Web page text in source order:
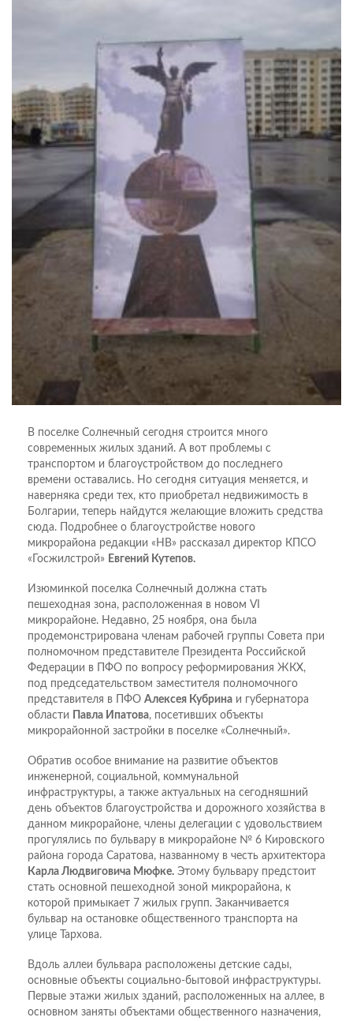
В поселке Солнечный сегодня строится много
современных жилых зданий. А вот проблемы с
транспортом и благоустройством до последнего
времени оставались. Но сегодня ситуация меняется, и
наверняка среди тех, кто приобретал недвижимость в
Болгарии, теперь найдутся желающие вложить средства
сюда. Подробнее о благоустройстве нового
микрорайона редакции «НВ» рассказал директор КПСО
«Госжилстрой» Евгений Кутепов.
Изюминкой поселка Солнечный должна стать
пешеходная зона, расположенная в новом VI
микрорайоне. Недавно, 25 ноября, она была
продемонстрирована членам рабочей группы Совета при
полномочном представителе Президента Российской
Федерации в ПФО по вопросу реформирования ЖКХ,
под председательством заместителя полномочного
представителя в ПФО Алексея Кубрина и губернатора
области
Павла Ипатова, посетивших объекты
микрорайонной застройки в поселке «Солнечный».
Обратив особое внимание на развитие объектов
инженерной, социальной, коммунальной
инфраструктуры, а также актуальных на сегодняшний
день объектов благоустройства и дорожного хозяйства в
данном микрорайоне, члены делегации с удовольствием
прогулялись по бульвару в микрорайоне № 6 Кировского
района города Саратова, названному в честь архитектора
Карла Людвиговича Мюфке. Этому бульвару предстоит
стать основной пешеходной зоной микрорайона, к
которой примыкает 7 жилых групп. Заканчивается
бульвар на остановке общественного транспорта на
улице Тархова.
Вдоль аллеи бульвара расположены детские сады,
основные объекты социально-бытовой инфраструктуры.
Первые этажи жилых зданий, расположенных на аллее, в
основном заняты объектами общественного назначения,